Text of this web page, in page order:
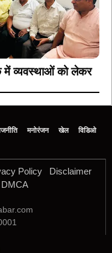
में व्यवस्थाओं को लेकर
मनोरंजन खेल
विडिओ
Policy
Disclaimer
DMCA